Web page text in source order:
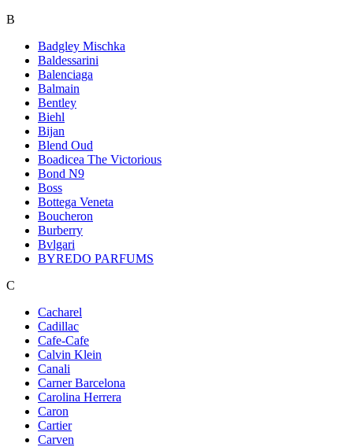
B
Badgley Mischka
Baldessarini
Balenciaga
Balmain
Bentley
Biehl
Bijan
Blend Oud
Boadicea The Victorious
Bond N9
Boss
Bottega Veneta
Boucheron
Burberry
Bvlgari
BYREDO PARFUMS
C
Cacharel
Cadillac
Cafe-Cafe
Calvin Klein
Canali
Carner Barcelona
Carolina Herrera
Caron
Cartier
Carven